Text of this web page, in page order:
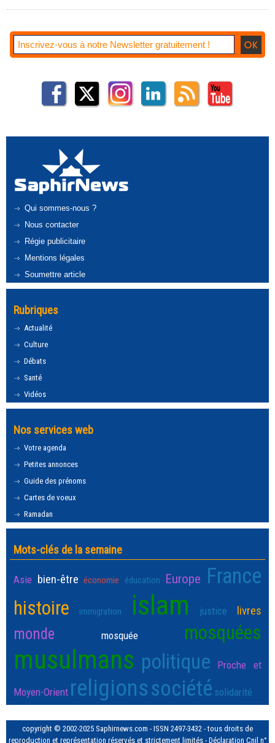
Qui sommes-nous ?
Nous contacter
Régie publicitaire
Mentions légales
Soumettre article
Rubriques
Actualité
Culture
Débats
Santé
Vidéos
Nos services web
Votre agenda
Petites annonces
Guide des prénoms
Cartes de voeux
Ramadan
Mots-clés de la semaine
Asie bien-être économie éducation Europe France
histoire immigration islam justice livres
monde mosquée mosquées
musulmans politique Proche et
Moyen-Orient religionssociété solidarité
copyright © 2002-2025 Saphirnews.com - ISSN 2497-3432 - tous droits de
reproduction et représentation réservés et strictement limités - Déclaration Cnil n°